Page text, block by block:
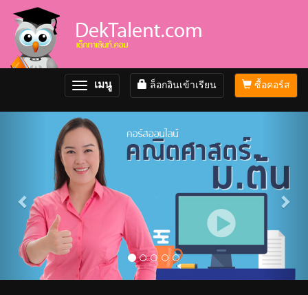
ซื้อคอร์ส
ล็อกอินเข้าเรียน
Toggle
navigation
เมนู
Previous